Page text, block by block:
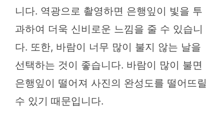
니다. 역광으로 촬영하면 은행잎이 빛을 투
과하여 더욱 신비로운 느낌을 줄 수 있습니
다. 또한, 바람이 너무 많이 불지 않는 날을
선택하는 것이 좋습니다. 바람이 많이 불면
은행잎이 떨어져 사진의 완성도를 떨어뜨릴
수 있기 때문입니다.